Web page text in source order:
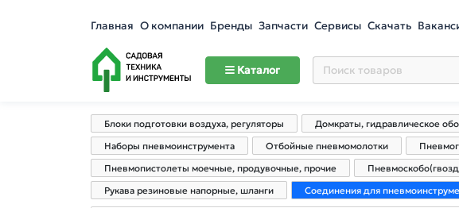
Главная О компании Бренды Запчасти Сервисы Скачать
Каталог
Блоки подготовки воздуха, регуляторы Домкраты, гидравлическое
Наборы пневмоинструмента
Отбойные пневмомолотки
Пневмопистолеты моечные, продувочные, прочие
Рукава резиновые напорные, шланги
Соединения для